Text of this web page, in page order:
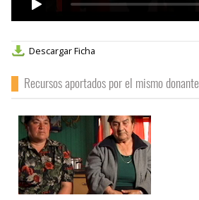
Descargar Ficha
Recursos aportados por el mismo donante